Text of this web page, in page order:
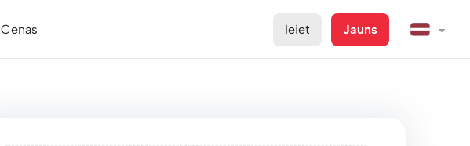
Cenas Ieiet Jauns